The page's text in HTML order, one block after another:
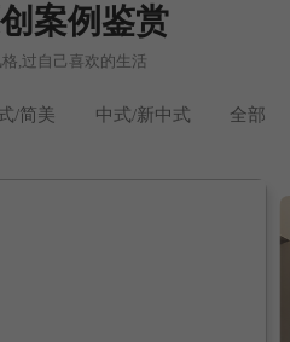
案例鉴赏
,过自己喜欢的生活
/简美 中式/新中式 全部